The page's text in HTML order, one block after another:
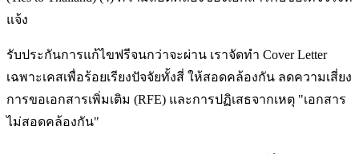
แจ้ง
รับประกันการแก้ไขฟรีจนกว่าจะผ่าน เราจัดทำ Cover Letter
เฉพาะเคสเพื่อร้อยเรียงปัจจัยทั้งสี่ ให้สอดคล้องกัน ลดความเสี่ยง
การขอเอกสารเพิ่มเติม (RFE) และการปฏิเสธจากเหตุ "เอกสาร
ไม่สอดคล้องกัน"